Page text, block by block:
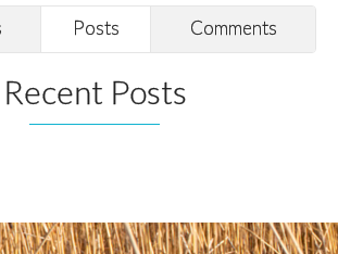
Posts Comments
Recent Posts